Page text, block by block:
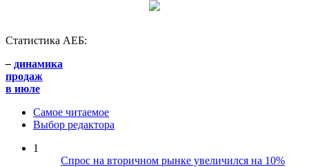
Статистика АЕБ:
– динамика
продаж
в июле
Самое читаемое
Выбор редактора
1
Спрос на вторичном рынке увеличился на 10%